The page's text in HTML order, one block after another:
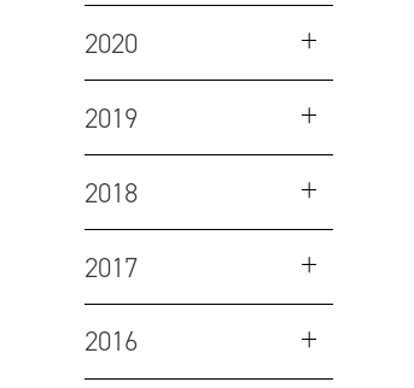
2020
2019
2018
2017
2016